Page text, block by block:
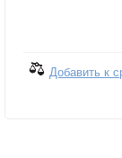
Добавить к